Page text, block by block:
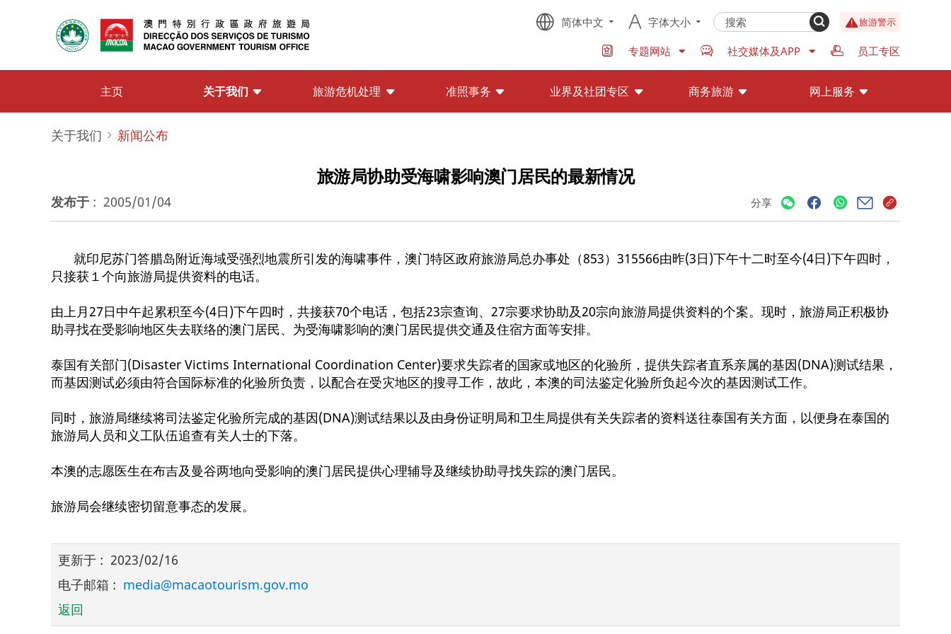
简体中文 字体大小 旅游警示
专题网站 社交媒体及APP 员工专区
主页 关于我们 旅游危机处理 准照事务 业界及社团专区 商务旅游 网上服务
关于我们 新闻公布
旅游局协助受海啸影响澳门居民的最新情况
发布于 : 2005/01/04 分享
就印尼苏门答腊岛附近海域受强烈地震所引发的海啸事件，澳门特区政府旅游局总办事处（853）315566由昨(3日)下午十二时至今(4日)下午四时，
只接获１个向旅游局提供资料的电话。
由上月27日中午起累积至今(4日)下午四时，共接获70个电话，包括23宗查询、27宗要求协助及20宗向旅游局提供资料的个案。现时，旅游局正积极协
助寻找在受影响地区失去联络的澳门居民、为受海啸影响的澳门居民提供交通及住宿方面等安排。
泰国有关部门(Disaster Victims International Coordination Center)要求失踪者的国家或地区的化验所，提供失踪者直系亲属的基因(DNA)测试结果，
而基因测试必须由符合国际标准的化验所负责，以配合在受灾地区的搜寻工作，故此，本澳的司法鉴定化验所负起今次的基因测试工作。
同时，旅游局继续将司法鉴定化验所完成的基因(DNA)测试结果以及由身份证明局和卫生局提供有关失踪者的资料送往泰国有关方面，以便身在泰国的
旅游局人员和义工队伍追查有关人士的下落。
本澳的志愿医生在布吉及曼谷两地向受影响的澳门居民提供心理辅导及继续协助寻找失踪的澳门居民。
旅游局会继续密切留意事态的发展。
更新于 : 2023/02/16
电子邮箱 : media@macaotourism.gov.mo
返回